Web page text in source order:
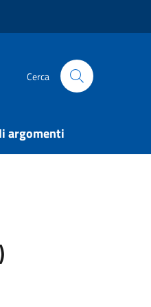
Cerca
argomenti